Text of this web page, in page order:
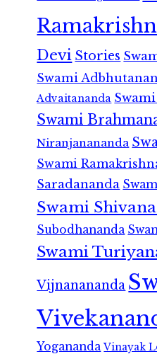
Devi Stories
Swami
Advaitananda
Swami
Niranjanananda
Swami
Saradananda
Swami
Subodhananda
Swami
Vijnanananda
Yogananda Vinayak